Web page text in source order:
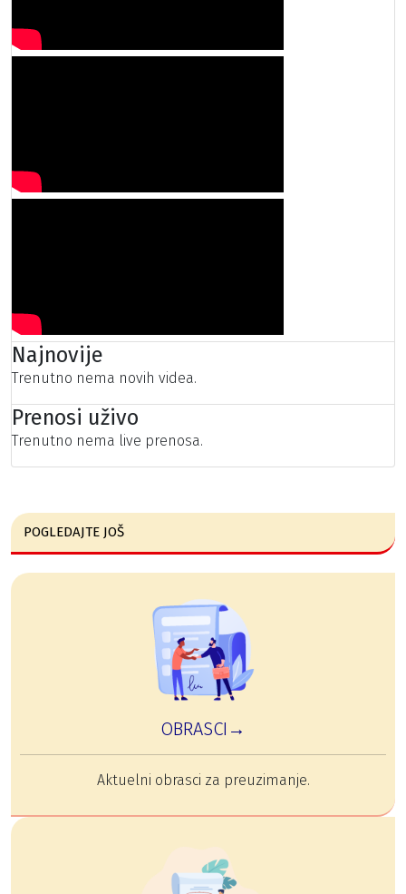
Najnovije
Trenutno nema novih videa.
Prenosi uživo
Trenutno nema live prenosa.
POGLEDAJTE JOŠ
OBRASCI→
Aktuelni obrasci za preuzimanje.